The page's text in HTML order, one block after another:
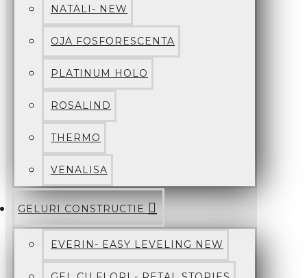
NATALI- NEW
OJA FOSFORESCENTA
PLATINUM HOLO
ROSALIND
THERMO
VENALISA
GELURI CONSTRUCTIE
EVERIN- EASY LEVELING NEW